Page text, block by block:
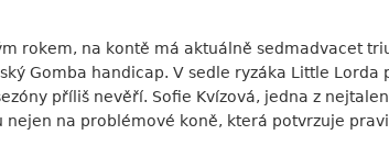
rokem, na kontě má aktuálně sedmadvacet
Gomba handicap. V sedle ryzáka Little Lorda
příliš nevěří. Sofie Kvízová, jedna z
na problémové koně, která potvrzuje